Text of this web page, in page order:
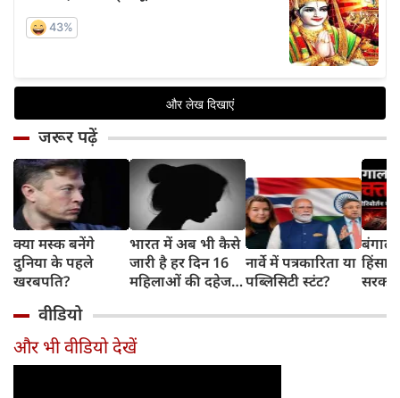
जरूर पढ़ें
क्या मस्क बनेंगे
दुनिया के पहले
खरबपति?
भारत में अब भी कैसे
जारी है हर दिन 16
महिलाओं की दहेज
नार्वे में पत्रकारिता या
पब्लिसिटी स्टंट?
बंगाल
हिंसा
वीडियो
और भी वीडियो देखें